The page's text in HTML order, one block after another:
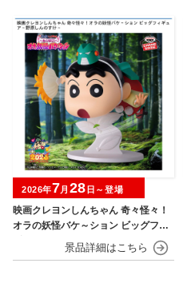
映画クレヨンしんちゃん 奇々怪々！
オラの妖怪バケ～ション ビッグフィ
ギュア～野原しんのすけ～
2026年7月 28 日～登場